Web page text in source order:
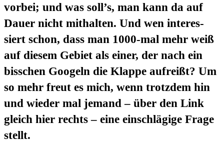
vor­bei; und was soll’s, man kann da auf
Dau­er nicht mit­hal­ten. Und wen inter­es­
siert schon, dass man 1000-mal mehr weiß
auf die­sem Gebiet als einer, der nach ein
biss­chen Goo­geln die Klap­pe auf­reißt? Um
so mehr freut es mich, wenn trotz­dem hin
und wie­der mal jemand – über den Link
gleich hier rechts – eine ein­schlä­gi­ge Fra­ge
stellt.